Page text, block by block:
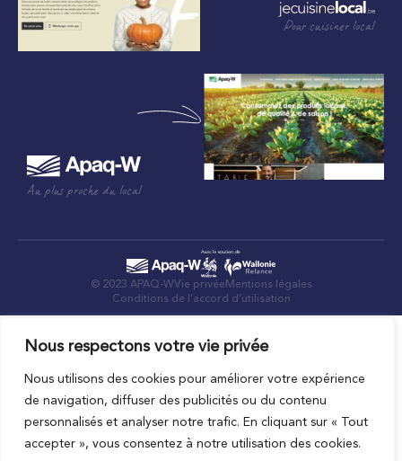
Nous respectons votre vie privée
Nous utilisons des cookies pour améliorer votre expérience
de navigation, diffuser des publicités ou du contenu
personnalisés et analyser notre trafic. En cliquant sur « Tout
accepter », vous consentez à notre utilisation des cookies.
Pour cuisiner local
Au plus proche du local
© 2023 APAQ-WVie privée Mentions légales
Conditions de l’accord d’utilisation